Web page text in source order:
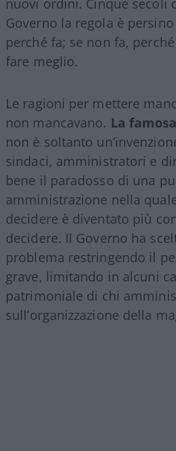
nuovi ordini. Cinque secoli
Governo la regola è
perché fa; se non fa,
fare meglio.
Le ragioni per mettere
non mancavano. La
non è soltanto
sindaci, amministratori e
bene il paradosso di una
amministrazione nella
decidere è diventato più
decidere. Il Governo ha
problema restringendo il
grave, limitando in alcuni
patrimoniale di chi
sull’organizzazione della